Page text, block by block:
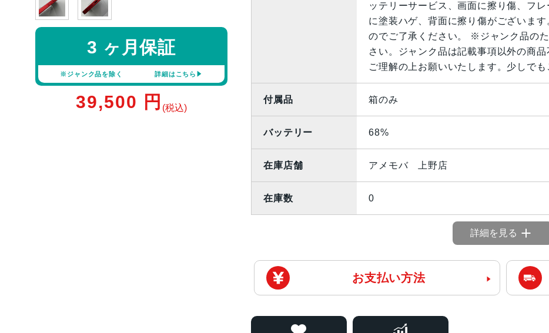
3 ヶ月保証
※ジャンク品を除く 詳細はこちら
39,500 円 (税込)
ッテリーサービス、画面に擦り傷、フ
に塗装ハゲ、背面に擦り傷がございま
のでご了承ください。 ※ジャンク品の
さい。ジャンク品は記載事項以外の商
ご理解の上お願いいたします。少しで
付属品 箱のみ
バッテリー 68%
在庫店舗 アメモバ 上野店
在庫数 0
詳細を見る
お支払い方法